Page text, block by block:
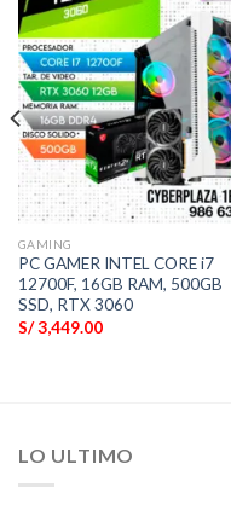
GAMING
PC GAMER INTEL CORE i7
12700F, 16GB RAM, 500GB
SSD, RTX 3060
S/3,449.00
LO ULTIMO